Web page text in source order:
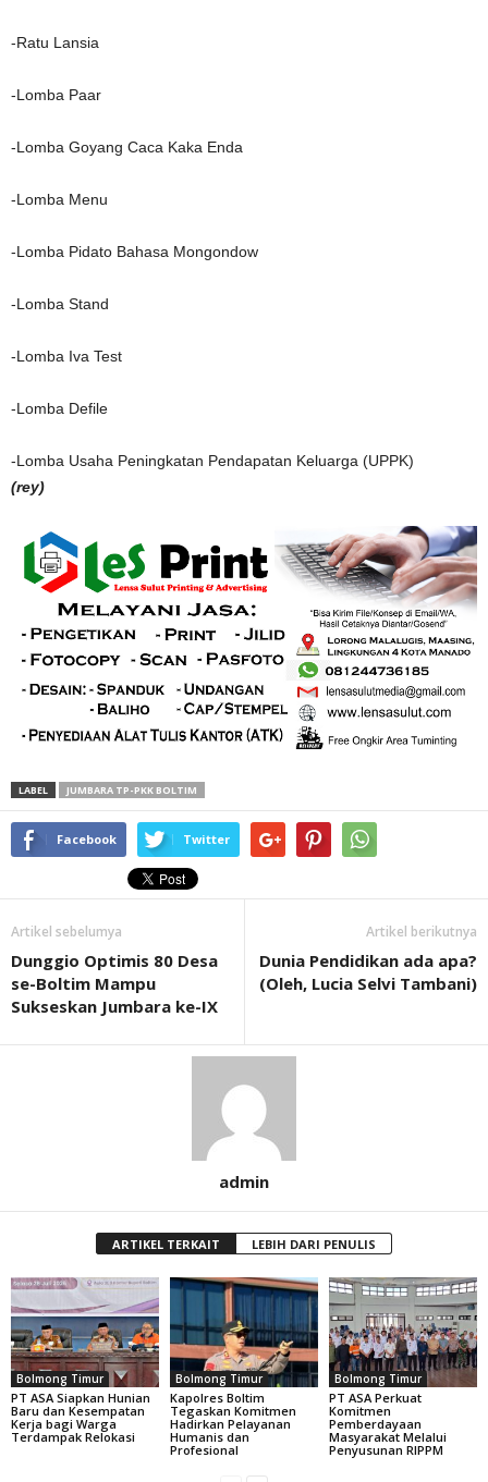
-Ratu Lansia
-Lomba Paar
-Lomba Goyang Caca Kaka Enda
-Lomba Menu
-Lomba Pidato Bahasa Mongondow
-Lomba Stand
-Lomba Iva Test
-Lomba Defile
-Lomba Usaha Peningkatan Pendapatan Keluarga (UPPK)
(rey)
LABEL JUMBARA TP-PKK BOLTIM
Facebook Twitter
Artikel sebelumya
Dunggio Optimis 80 Desa
se-Boltim Mampu
Sukseskan Jumbara ke-IX
Artikel berikutnya
Dunia Pendidikan ada apa?
(Oleh, Lucia Selvi Tambani)
admin
ARTIKEL TERKAIT LEBIH DARI PENULIS
Bolmong Timur
PT ASA Siapkan Hunian
Baru dan Kesempatan
Kerja bagi Warga
Terdampak Relokasi
Bolmong Timur
Kapolres Boltim
Tegaskan Komitmen
Hadirkan Pelayanan
Humanis dan
Profesional
Bolmong Timur
PT ASA Perkuat
Komitmen
Pemberdayaan
Masyarakat Melalui
Penyusunan RIPPM